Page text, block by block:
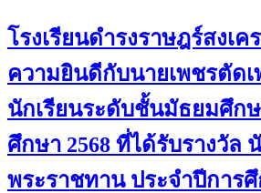
โรงเรียนดำรงราษฎร์สงเ
ความยินดีกับนายเพชรตัด
นักเรียนระดับชั้นมัธยมศึก
ศึกษา 2568 ที่ได้รับรางวัล
พระราชทาน ประจำปีการศึ